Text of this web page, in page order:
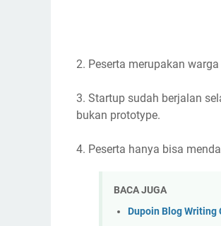
2. Peserta merupakan
3. Startup sudah berjalan
bukan prototype.
4. Peserta hanya bisa
BACA JUGA
Dupoin Blog